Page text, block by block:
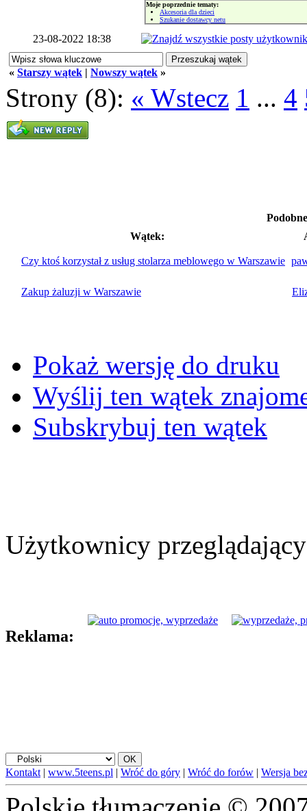
Moje poprzednie tematy:
Akcesoria dla dzieci
Szukanie dostawcy netu
23-08-2022 18:38
« Starszy wątek | Nowszy wątek »
Strony (8): « Wstecz 1 ... 4
Wątek:
Czy ktoś korzystał z usług stolarza meblowego w Warszawie
Zakup żaluzji w Warszawie
Pokaż wersję do druku
Wyślij ten wątek
Subskrybuj ten wątek
Użytkownicy
Reklama:
Kontakt | www.5teens.pl | Wróć do góry | Wróć do forów | Wersja